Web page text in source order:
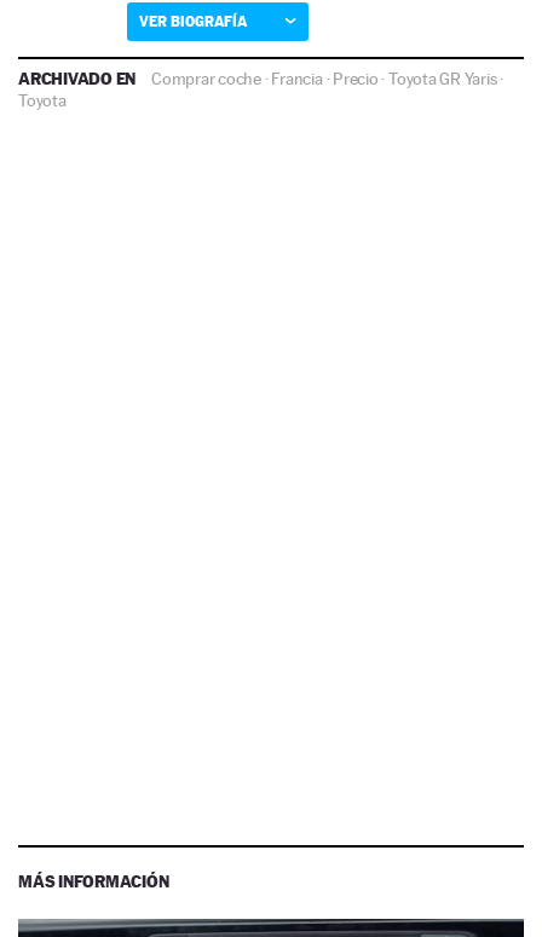
VER BIOGRAFÍA
ARCHIVADO EN Comprar coche ·Francia·Precio ·Toyota GR Yaris·
Toyota
MÁS INFORMACIÓN